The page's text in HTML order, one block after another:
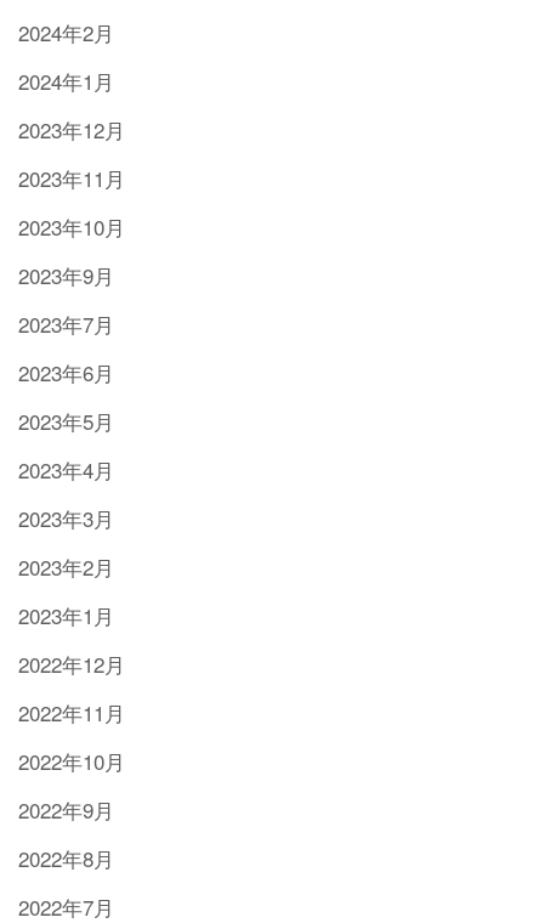
2024年2月
2024年1月
2023年12月
2023年11月
2023年10月
2023年9月
2023年7月
2023年6月
2023年5月
2023年4月
2023年3月
2023年2月
2023年1月
2022年12月
2022年11月
2022年10月
2022年9月
2022年8月
2022年7月